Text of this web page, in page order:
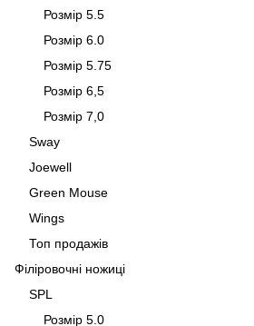
Розмір 5.5
Розмір 6.0
Розмір 5.75
Розмір 6,5
Розмір 7,0
Sway
Joewell
Green Mouse
Wings
Топ продажів
Філіровочні ножиці
SPL
Розмір 5.0